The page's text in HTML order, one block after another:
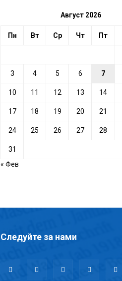
Август 2026
Пн Вт Ср Чт Пт
3 4 5 6 7
10 11 12 13 14
17 18 19 20 21
24 25 26 27 28
31
« Фев
Следуйте за нами